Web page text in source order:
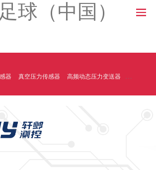
球（中国）
器 真空压力传感器 高频动态压力变送器 温压一体